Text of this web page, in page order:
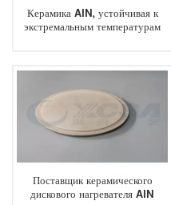
Керамика AIN, устойчивая к
экстремальным температурам
Поставщик керамического
дискового нагревателя AIN